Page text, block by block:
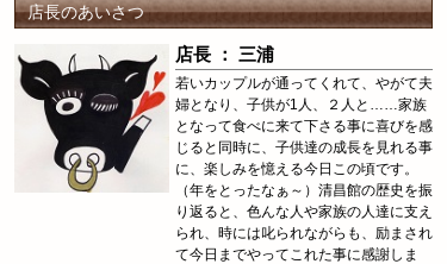
店長のあいさつ
店長 ： 三浦
若いカップルが通ってくれて、やがて夫
婦となり、子供が1人、２人と……家族
となって食べに来て下さる事に喜びを感
じると同時に、子供達の成長を見れる事
に、楽しみを憶える今日この頃です。
（年をとったなぁ～）清昌館の歴史を振
り返ると、色んな人や家族の人達に支え
られ、時には叱られながらも、励まされ
て今日までやってこれた事に感謝しま